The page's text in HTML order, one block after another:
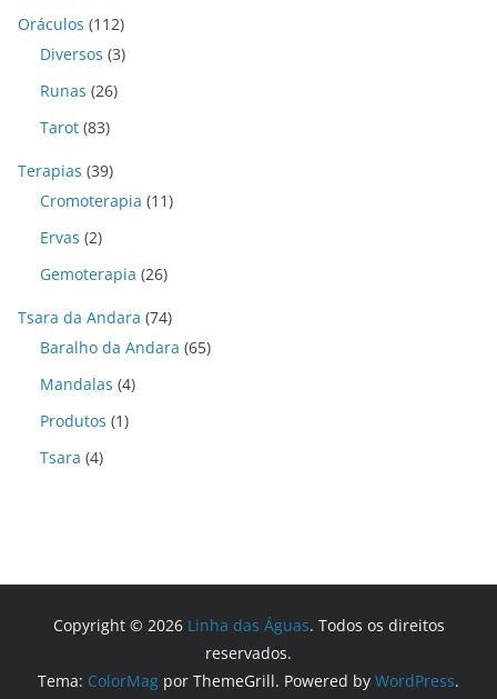
Oráculos (112)
Diversos (3)
Runas (26)
Tarot (83)
Terapias (39)
Cromoterapia (11)
Ervas (2)
Gemoterapia (26)
Tsara da Andara (74)
Baralho da Andara (65)
Mandalas (4)
Produtos (1)
Tsara (4)
Copyright © 2026 Linha das Águas. Todos os direitos
reservados.
Tema: ColorMag por ThemeGrill. Powered by WordPress.